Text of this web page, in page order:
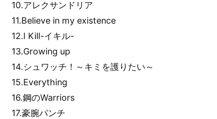
10.アレクサンドリア
11.Believe in my existence
12.I Kill-イキル-
13.Growing up
14.シュワッチ！～キミを護りたい～
15.Everything
16.鋼のWarriors
17.豪腕パンチ